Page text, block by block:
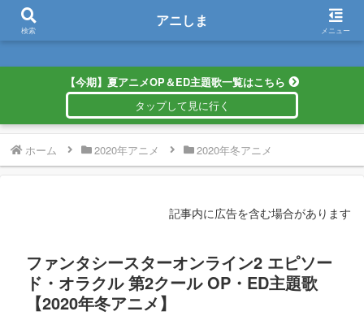
アニしま
【今期】夏アニメOP＆ED主題歌一覧はこちら
ホーム 2020年アニメ 2020年冬アニメ
記事内に広告を含む場合があります
ファンタシースターオンライン2 エピソー
ド・オラクル 第2クール OP・ED主題歌
【2020年冬アニメ】
検索
アニしま
メニュー